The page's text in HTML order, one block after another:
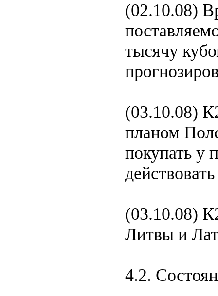
(02.10.08)
тысячу
(03.10.08)
планом
покупать у
(03.10.08)
Литвы и
4.2.